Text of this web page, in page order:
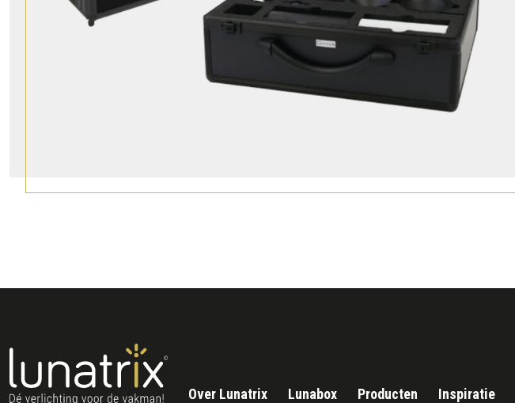
Over Lunatrix Lunabox Producten Inspiratie